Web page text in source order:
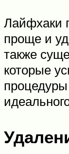
Лайфхаки
проще и
также
которые